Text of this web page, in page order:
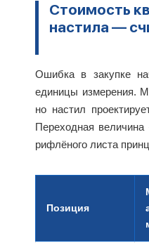
Стоимость
настила —
Ошибка в закупке
единицы измерения.
но настил
Переходная
рифлёного листа
Позиция